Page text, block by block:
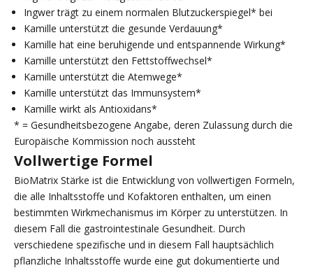
Ingwer trägt zu einem normalen Blutzuckerspiegel* bei
Kamille unterstützt die gesunde Verdauung*
Kamille hat eine beruhigende und entspannende Wirkung*
Kamille unterstützt den Fettstoffwechsel*
Kamille unterstützt die Atemwege*
Kamille unterstützt das Immunsystem*
Kamille wirkt als Antioxidans*
* = Gesundheitsbezogene Angabe, deren Zulassung durch die
Europäische Kommission noch aussteht
Vollwertige Formel
BioMatrix Stärke ist die Entwicklung von vollwertigen Formeln,
die alle Inhaltsstoffe und Kofaktoren enthalten, um einen
bestimmten Wirkmechanismus im Körper zu unterstützen. In
diesem Fall die gastrointestinale Gesundheit. Durch
verschiedene spezifische und in diesem Fall hauptsächlich
pflanzliche Inhaltsstoffe wurde eine gut dokumentierte und